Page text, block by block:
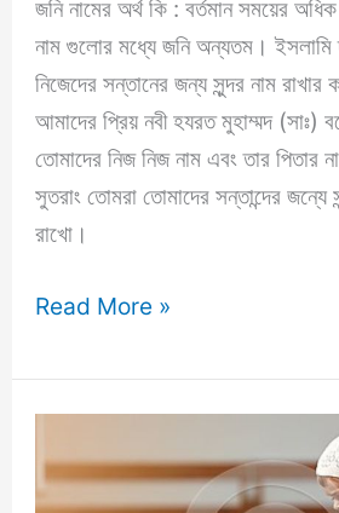
জনি নামের অর্থ কি : বর্তমান সময়ের
নাম গুলোর মধ্যে জনি অন্যতম। ইসলামি
নিজেদের সন্তানের জন্য সুন্দর নাম রাখার
আমাদের প্রিয় নবী হযরত মুহাম্মদ (সাঃ)
তোমাদের নিজ নিজ নাম এবং তার পিতার
সুতরাং তোমরা তোমাদের সন্তান্দের জন্যে
রাখো।
জনি
অর্থ
কি?
Jony
Name
Read More »